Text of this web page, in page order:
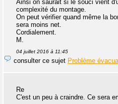
Ainsi on saurait si le souci vient
complexité du montage.
On peut vérifier quand même la
sera moins net.
Cordialement.
M.
04 juillet 2016 à 11:45
consulter ce sujet Problème
Re
C'est un peu à craindre. Ce sera